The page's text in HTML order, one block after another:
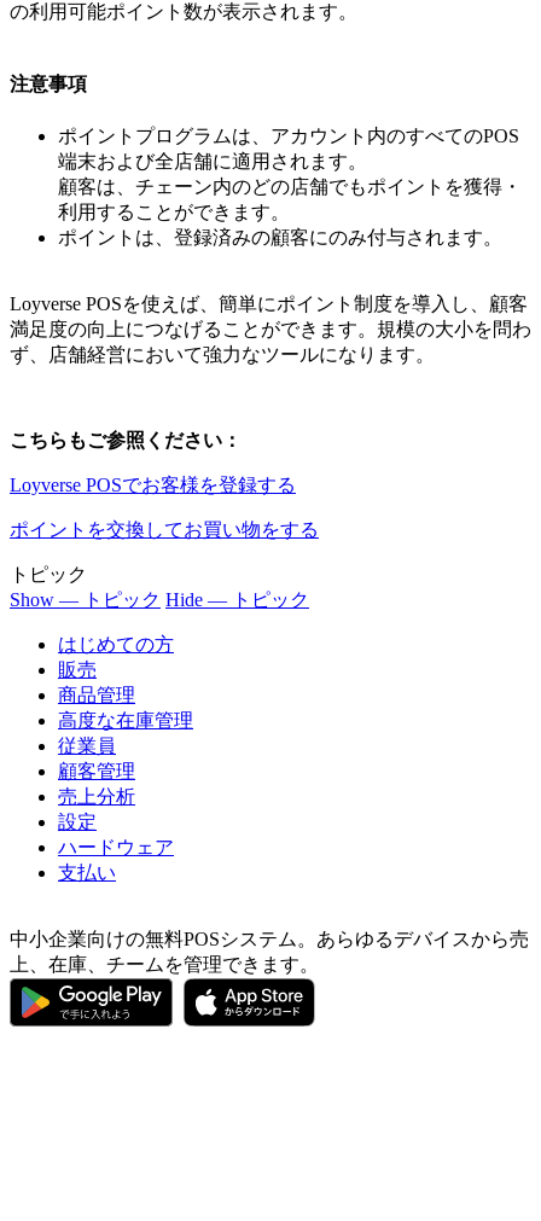
の利用可能ポイント数が表示されます。
注意事項
ポイントプログラムは、アカウント内のすべてのPOS
端末および全店舗に適用されます。
顧客は、チェーン内のどの店舗でもポイントを獲得・
利用することができます。
ポイントは、登録済みの顧客にのみ付与されます。
Loyverse POSを使えば、簡単にポイント制度を導入し、顧客
満足度の向上につなげることができます。規模の大小を問わ
ず、店舗経営において強力なツールになります。
こちらもご参照ください：
Loyverse POSでお客様を登録する
ポイントを交換してお買い物をする
トピック
Show — トピック Hide — トピック
はじめての方
販売
商品管理
高度な在庫管理
従業員
顧客管理
売上分析
設定
ハードウェア
支払い
中小企業向けの無料POSシステム。あらゆるデバイスから売
上、在庫、チームを管理できます。